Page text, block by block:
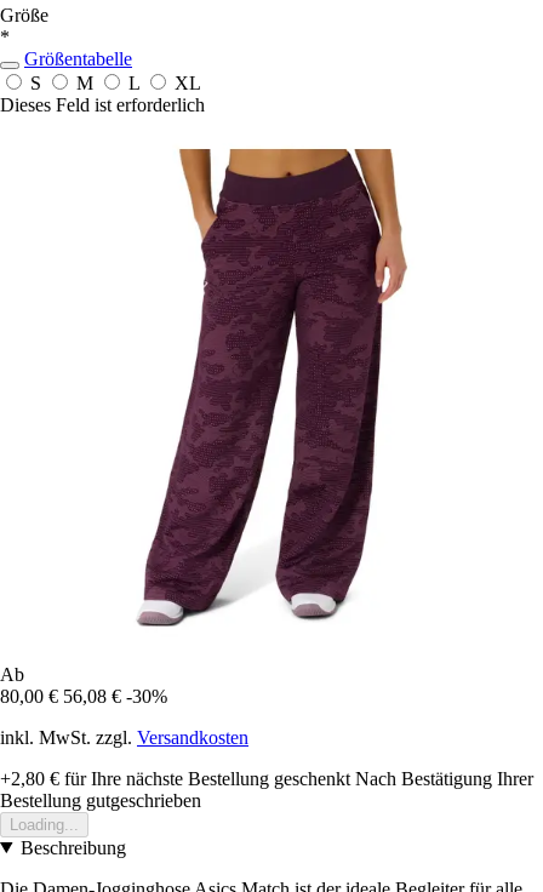
Größe
*
Größentabelle
S
M L
XL
Dieses Feld ist erforderlich
Ab
80,00 € 56,08 € -30%
inkl. MwSt. zzgl. Versandkosten
+2,80 € für Ihre nächste Bestellung geschenkt Nach Bestätigung Ihrer
Bestellung gutgeschrieben
Loading...
Beschreibung